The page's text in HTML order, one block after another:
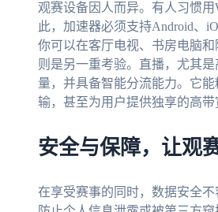
观赛设备因人而异。有人习惯
此，加速器必须支持Android、
你可以在客厅电视、书房电脑
则是另一重考验。直播，尤其
量，并具备智能分流能力。它
输，甚至为用户提供独享的高带
安全与保障，让观
在享受赛事的同时，数据安全